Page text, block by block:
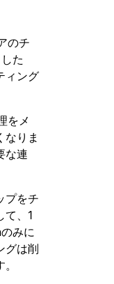
のチ
た
ィング
をメ
なりま
な連
プをチ
て、1
みに
グは削